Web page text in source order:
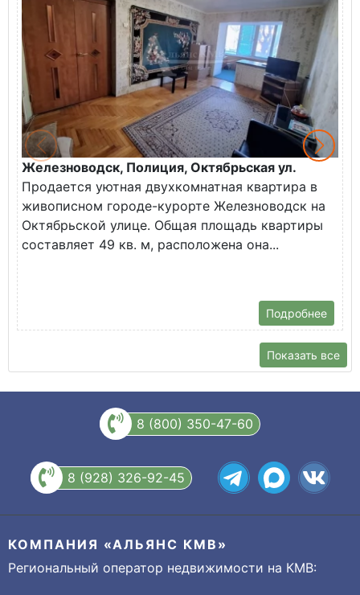
Железноводск, Полиция, Октябрьская ул.
Продается уютная двухкомнатная квартира в
живописном городе-курорте Железноводск на
Октябрьской улице. Общая площадь квартиры
составляет 49 кв. м, расположена она...
Подробнее
Показать все
8 (800) 350-47-60
8 (928) 326-92-45
КОМПАНИЯ «АЛЬЯНС КМВ»
Региональный оператор недвижимости на КМВ: